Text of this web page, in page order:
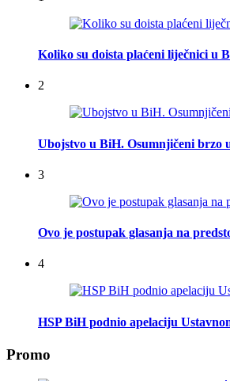
Koliko su doista plaćeni liječnici u
2
Ubojstvo u BiH. Osumnjičeni brzo
3
Ovo je postupak glasanja na
4
HSP BiH podnio apelaciju
Promo